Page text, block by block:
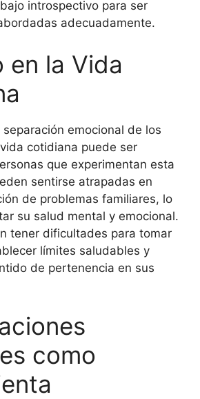
introspectivo para ser
adecuadamente.
en la Vida
emocional de los
cotidiana puede ser
que experimentan esta
sentirse atrapadas en
de problemas familiares, lo
su salud mental y emocional.
tener dificultades para tomar
límites saludables y
de pertenencia en sus
como